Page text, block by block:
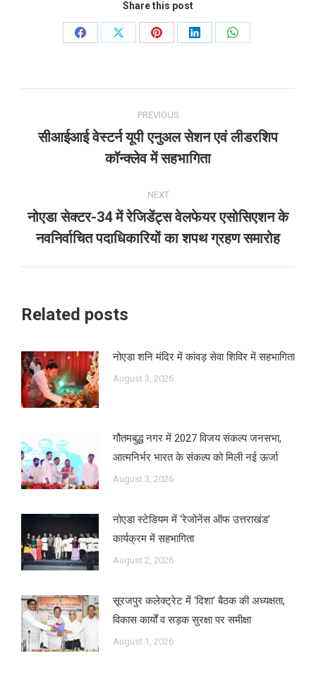
Share this post
Share
Share
Share
Share
Share
navigation
PREVIOUS
Previous
post:
सीआईआई वेस्टर्न यूपी एनुअल सेशन एवं लीडरशिप
कॉन्क्लेव में सहभागिता
NEXT
Next
post:
नोएडा सेक्टर-34 में रेजिडेंट्स वेलफेयर एसोसिएशन के
नवनिर्वाचित पदाधिकारियों का शपथ ग्रहण समारोह
Related posts
नोएडा शनि मंदिर में कांवड़ सेवा शिविर में सहभागिता
August 3, 2026
गौतमबुद्ध नगर में 2027 विजय संकल्प जनसभा,
आत्मनिर्भर भारत के संकल्प को मिली नई ऊर्जा
August 3, 2026
नोएडा स्टेडियम में ‘रेजोनेंस ऑफ उत्तराखंड’
कार्यक्रम में सहभागिता
August 2, 2026
सूरजपुर कलेक्ट्रेट में ‘दिशा’ बैठक की अध्यक्षता,
विकास कार्यों व सड़क सुरक्षा पर समीक्षा
August 1, 2026